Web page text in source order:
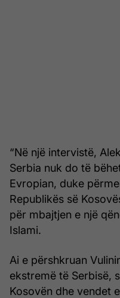
“Në një intervistë,
Serbia nuk do të
Evropian, duke
Republikës së
për mbajtjen e një
Islami.
Ai e përshkruan
ekstremë të Serbisë,
Kosovën dhe vendet